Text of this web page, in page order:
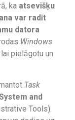
ka atsevišķu
var radīt
datora
Windows
pielāgotu un
Task
and
Tools).